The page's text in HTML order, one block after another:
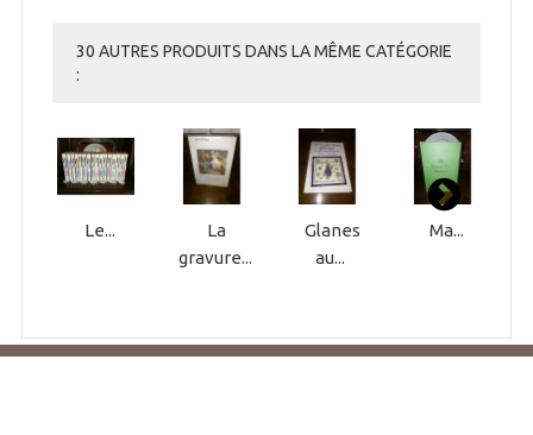
30 AUTRES PRODUITS DANS LA MÊME CATÉGORIE
:
Le...
La
gravure...
Glanes
au...
Ma...